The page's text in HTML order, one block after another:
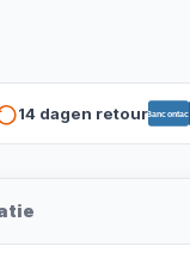
14 dagen retourBancontact